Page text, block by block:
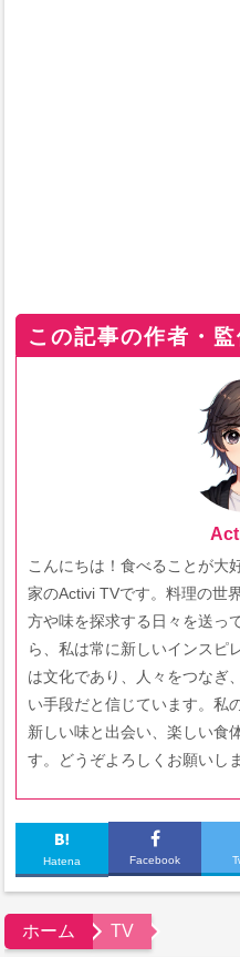
この記事の作者・監
こんにちは！食べることが大
家のActivi TVです。料理の世
方や味を探求する日々を送っ
ら、私は常に新しいインスピ
は文化であり、人々をつなぎ
い手段だと信じています。私
新しい味と出会い、楽しい食
す。どうぞよろしくお願いし
Hatena Facebook
ホーム TV